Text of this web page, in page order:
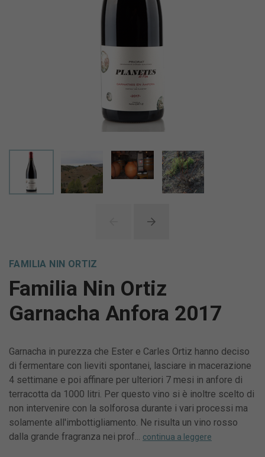
FAMILIA NIN ORTIZ
Familia Nin Ortiz
Garnacha Anfora 2017
Garnacha in purezza che Ester e Carles Ortiz hanno deciso
di fermentare con lieviti spontanei, lasciare in macerazione
4 settimane e poi affinare per ulteriori 7 mesi in anfore di
terracotta da 1000 litri. Per questo vino si è inoltre scelto di
non intervenire con la solforosa durante i vari processi ma
solamente all'imbottigliamento. Ne risulta un vino rosso
dalla grande fragranza nei prof...
continua a leggere